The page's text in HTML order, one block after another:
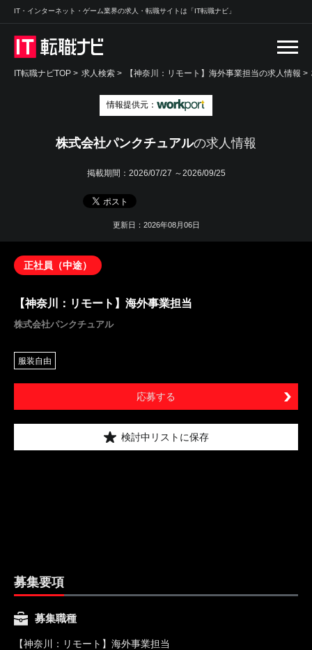
IT・インターネット・ゲーム業界の求人・転職サイトは「IT転職ナビ」
IT転職ナビTOP > 求人検索 > 【神奈川：リモート】海外事業担当の求人情報 >
情報提供元：
株式会社パンクチュアルの求人情報
掲載期間： 2026/07/27 ～2026/09/25
更新日：2026年08月06日
正社員（中途）
【神奈川：リモート】海外事業担当
株式会社パンクチュアル
服装自由
応募する
検討中リストに保存
募集要項
募集職種
【神奈川：リモート】海外事業担当